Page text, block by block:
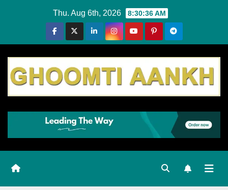
Thu. Aug 6th, 2026 8:30:37 AM